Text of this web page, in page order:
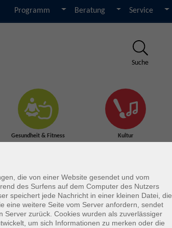
Programm Beratung Service
Suche
Gesundheit & Fitness Kultur
die von einer Website gesendet und vom
des Surfens auf dem Computer des Nutzers
speichert jede Nachricht in einer kleinen Datei, die
eine weitere Seite vom Server anfordern, sendet
Server zurück. Cookies wurden als zuverlässiger
um sich Informationen zu merken oder die